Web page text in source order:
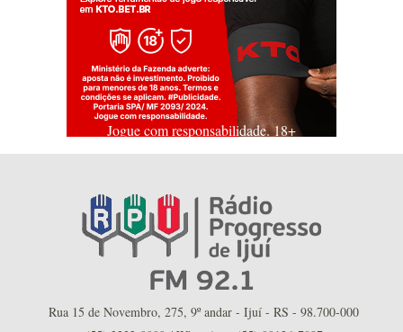
Jogue com responsabilidade. 18+
Rua 15 de Novembro, 275, 9º andar - Ijuí - RS - 98.700-000